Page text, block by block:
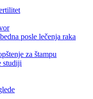
posle lečenja raka
za štampu
studiji